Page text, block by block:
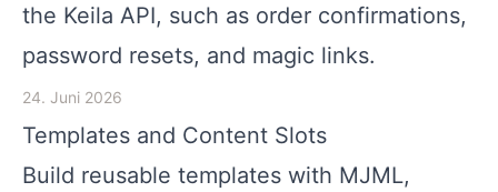
the Keila API, such as order confirmations,
password resets, and magic links.
24. Juni 2026
Templates and Content Slots
Build reusable templates with MJML,